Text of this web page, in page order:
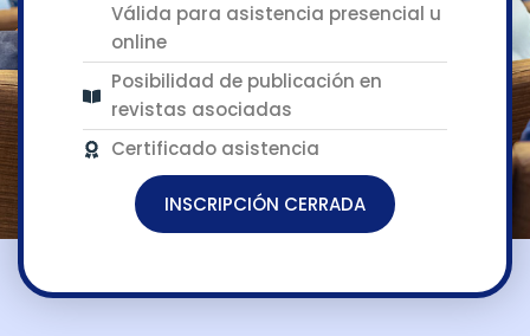
Válida para asistencia presencial u
online
Posibilidad de publicación en
revistas asociadas
Certificado asistencia
INSCRIPCIÓN CERRADA